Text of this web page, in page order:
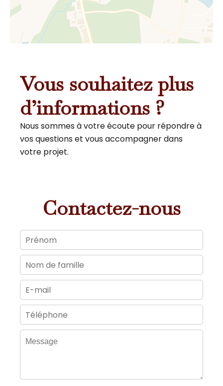
Vous souhaitez plus
d’informations ?
Nous sommes à votre écoute pour répondre à
vos questions et vous accompagner dans
votre projet.
Contactez-nous